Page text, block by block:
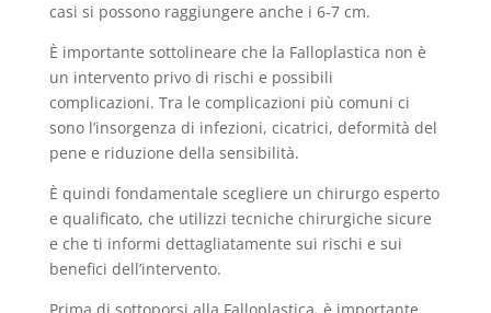
casi si possono raggiungere anche i 6-7 cm.
È importante sottolineare che la Falloplastica non è
un intervento privo di rischi e possibili
complicazioni. Tra le complicazioni più comuni ci
sono l’insorgenza di infezioni, cicatrici, deformità del
pene e riduzione della sensibilità.
È quindi fondamentale scegliere un chirurgo esperto
e qualificato, che utilizzi tecniche chirurgiche sicure
e che ti informi dettagliatamente sui rischi e sui
benefici dell’intervento.